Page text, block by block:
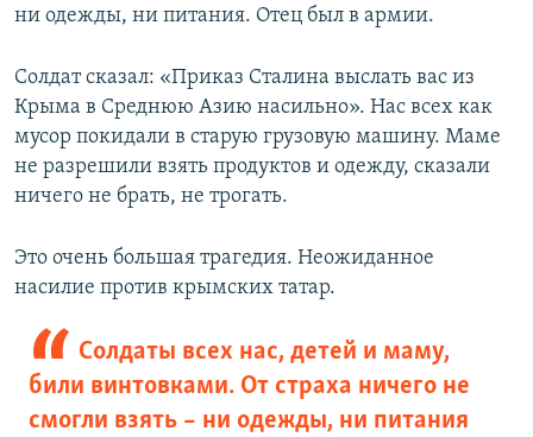
ни одежды, ни питания. Отец был в армии.
Солдат сказал: «Приказ Сталина выслать вас из
Крыма в Среднюю Азию насильно». Нас всех как
мусор покидали в старую грузовую машину. Маме
не разрешили взять продуктов и одежду, сказали
ничего не брать, не трогать.
Это очень большая трагедия. Неожиданное
насилие против крымских татар.
Солдаты всех нас, детей и маму,
били винтовками. От страха ничего не
смогли взять – ни одежды, ни питания